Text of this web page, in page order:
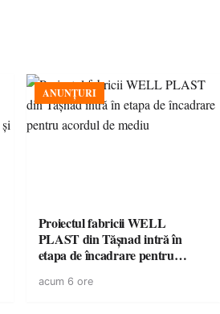
ANUNȚURI
Proiectul fabricii WELL
PLAST din Tășnad intră în
etapa de încadrare pentru
acum 6 ore